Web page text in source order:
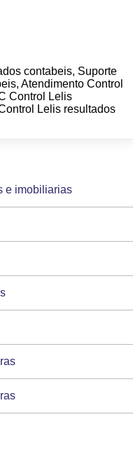
contabeis, Suporte
Atendimento Control
Control Lelis
Lelis resultados
e imobiliarias